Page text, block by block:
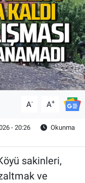
A- A+
- 20:26
Okunma
sakinleri,
ve